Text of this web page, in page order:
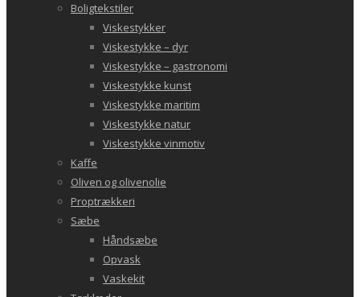
Boligtekstiler
Viskestykker
Viskestykke – dyr
Viskestykke – gastronomi
Viskestykke kunst
Viskestykke maritim
Viskestykke natur
Viskestykke vinmotiv
Kaffe
Oliven og olivenolie
Proptrækkeri
Sæbe
Håndsæbe
Opvask
Vaskekit